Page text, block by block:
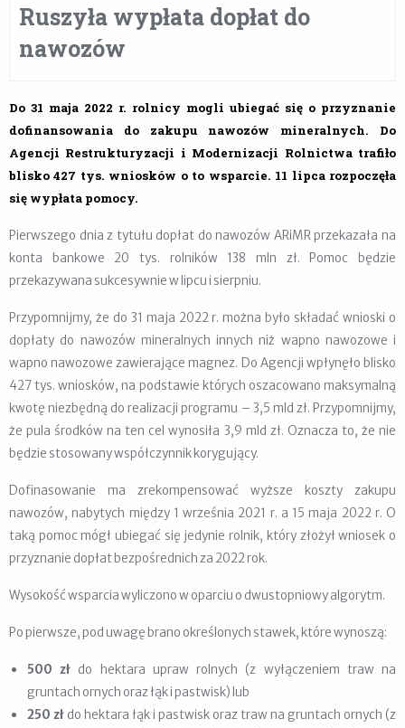
Ruszyła wypłata dopłat do
nawozów
Do 31 maja 2022 r. rolnicy mogli ubiegać się o przyznanie
dofinansowania do zakupu nawozów mineralnych. Do
Agencji Restrukturyzacji i Modernizacji Rolnictwa trafiło
blisko 427 tys. wniosków o to wsparcie. 11 lipca rozpoczęła
się wypłata pomocy.
Pierwszego dnia z tytułu dopłat do nawozów ARiMR przekazała na
konta bankowe 20 tys. rolników 138 mln zł. Pomoc będzie
przekazywana sukcesywnie w lipcu i sierpniu.
Przypomnijmy, że do 31 maja 2022 r. można było składać wnioski o
dopłaty do nawozów mineralnych innych niż wapno nawozowe i
wapno nawozowe zawierające magnez. Do Agencji wpłynęło blisko
427 tys. wniosków, na podstawie których oszacowano maksymalną
kwotę niezbędną do realizacji programu – 3,5 mld zł. Przypomnijmy,
że pula środków na ten cel wynosiła 3,9 mld zł. Oznacza to, że nie
będzie stosowany współczynnik korygujący.
Dofinasowanie ma zrekompensować wyższe koszty zakupu
nawozów, nabytych między 1 września 2021 r. a 15 maja 2022 r. O
taką pomoc mógł ubiegać się jedynie rolnik, który złożył wniosek o
przyznanie dopłat bezpośrednich za 2022 rok.
Wysokość wsparcia wyliczono w oparciu o dwustopniowy algorytm.
Po pierwsze, pod uwagę brano określonych stawek, które wynoszą:
500 zł do hektara upraw rolnych (z wyłączeniem traw na
gruntach ornych oraz łąk i pastwisk) lub
250 zł do hektara łąk i pastwisk oraz traw na gruntach ornych (z